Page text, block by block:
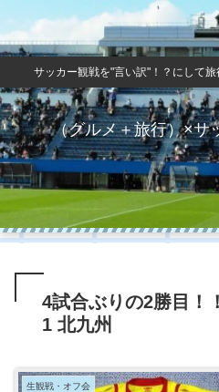
サッカー観戦を"言い訳"！？にして旅
（グルメ＋旅行）×サ
4試合ぶりの2勝目！
1 北九州
生観戦・オフ会